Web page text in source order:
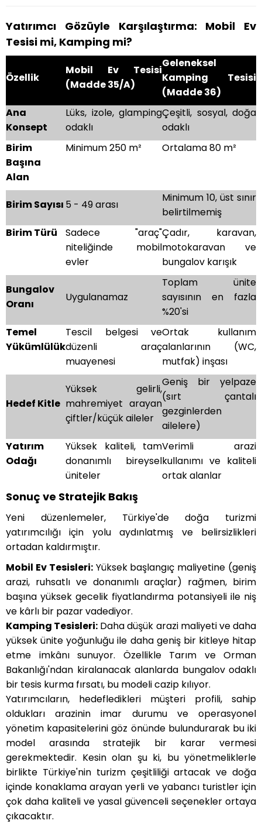
Yatırımcı Gözüyle Karşılaştırma: Mobil Ev
Tesisi mi, Kamping mi?
Özellik
Mobil Ev Tesisi
(Madde 35/A)
Geleneksel
Kamping Tesisi
(Madde 36)
Ana
Konsept
Lüks, izole, glamping
odaklı
Çeşitli, sosyal, doğa
odaklı
Birim
Başına
Alan
Minimum 250 m² Ortalama 80 m²
Birim Sayısı 5 - 49 arası
Minimum 10, üst sınır
belirtilmemiş
Birim Türü
Sadece "araç"
niteliğinde mobil
evler
Çadır, karavan,
motokaravan ve
bungalov karışık
Bungalov
Oranı
Uygulanamaz
Toplam ünite
sayısının en fazla
%20'si
Temel
Yükümlülük
Tescil belgesi ve
düzenli araç
muayenesi
Ortak kullanım
alanlarının (WC,
mutfak) inşası
Hedef Kitle
Yüksek gelirli,
mahremiyet arayan
çiftler/küçük aileler
Geniş bir yelpaze
(sırt çantalı
gezginlerden
ailelere)
Yatırım
Odağı
Yüksek kaliteli, tam
donanımlı bireysel
üniteler
Verimli arazi
kullanımı ve kaliteli
ortak alanlar
Sonuç ve Stratejik Bakış
Yeni düzenlemeler, Türkiye'de doğa turizmi
yatırımcılığı için yolu aydınlatmış ve belirsizlikleri
ortadan kaldırmıştır.
Mobil Ev Tesisleri:Yüksek başlangıç maliyetine (geniş
arazi, ruhsatlı ve donanımlı araçlar) rağmen, birim
başına yüksek gecelik fiyatlandırma potansiyeli ile niş
ve kârlı bir pazar vadediyor.
Kamping Tesisleri: Daha düşük arazi maliyeti ve daha
yüksek ünite yoğunluğu ile daha geniş bir kitleye hitap
etme imkânı sunuyor. Özellikle Tarım ve Orman
Bakanlığı'ndan kiralanacak alanlarda bungalov odaklı
bir tesis kurma fırsatı, bu modeli cazip kılıyor.
Yatırımcıların, hedefledikleri müşteri profili, sahip
oldukları arazinin imar durumu ve operasyonel
yönetim kapasitelerini göz önünde bulundurarak bu iki
model arasında stratejik bir karar vermesi
gerekmektedir. Kesin olan şu ki, bu yönetmeliklerle
birlikte Türkiye'nin turizm çeşitliliği artacak ve doğa
içinde konaklama arayan yerli ve yabancı turistler için
çok daha kaliteli ve yasal güvenceli seçenekler ortaya
çıkacaktır.